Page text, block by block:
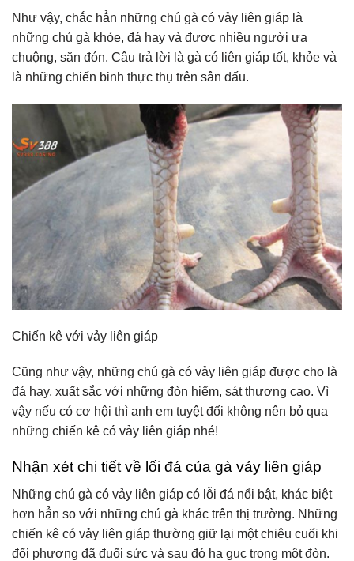
Như vậy, chắc hẳn những chú gà có vảy liên giáp là
những chú gà khỏe, đá hay và được nhiều người ưa
chuộng, săn đón. Câu trả lời là gà có liên giáp tốt, khỏe và
là những chiến binh thực thụ trên sân đấu.
Chiến kê với vảy liên giáp
Cũng như vậy, những chú gà có vảy liên giáp được cho là
đá hay, xuất sắc với những đòn hiểm, sát thương cao. Vì
vậy nếu có cơ hội thì anh em tuyệt đối không nên bỏ qua
những chiến kê có vảy liên giáp nhé!
Nhận xét chi tiết về lối đá của gà vảy liên giáp
Những chú gà có vảy liên giáp có lỗi đá nổi bật, khác biệt
hơn hẳn so với những chú gà khác trên thị trường. Những
chiến kê có vảy liên giáp thường giữ lại một chiêu cuối khi
đối phương đã đuối sức và sau đó hạ gục trong một đòn.